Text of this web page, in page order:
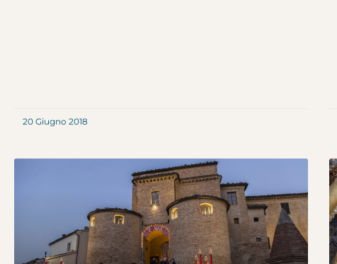
20 Giugno 2018